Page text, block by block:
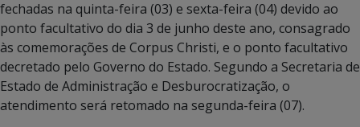
fechadas na quinta-feira (03) e sexta-feira (04) devido ao
ponto facultativo do dia 3 de junho deste ano, consagrado
às comemorações de Corpus Christi, e o ponto facultativo
decretado pelo Governo do Estado. Segundo a Secretaria de
Estado de Administração e Desburocratização, o
atendimento será retomado na segunda-feira (07).